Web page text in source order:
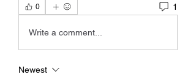
0 1
Write a comment...
Newest